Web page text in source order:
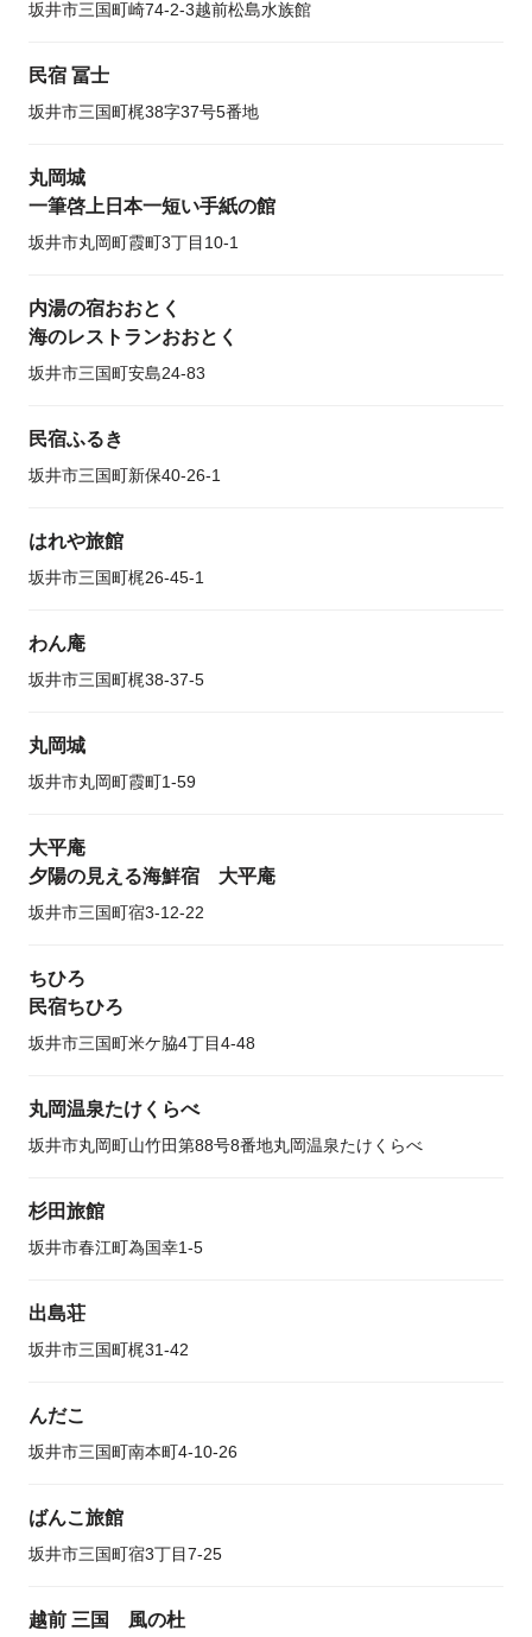
坂井市三国町崎74-2-3越前松島水族館
民宿 冨士
坂井市三国町梶38字37号5番地
丸岡城
一筆啓上日本一短い手紙の館
坂井市丸岡町霞町3丁目10-1
内湯の宿おおとく
海のレストランおおとく
坂井市三国町安島24-83
民宿ふるき
坂井市三国町新保40-26-1
はれや旅館
坂井市三国町梶26-45-1
わん庵
坂井市三国町梶38-37-5
丸岡城
坂井市丸岡町霞町1-59
大平庵
夕陽の見える海鮮宿 大平庵
坂井市三国町宿3-12-22
ちひろ
民宿ちひろ
坂井市三国町米ケ脇4丁目4-48
丸岡温泉たけくらべ
坂井市丸岡町山竹田第88号8番地丸岡温泉たけくらべ
杉田旅館
坂井市春江町為国幸1-5
出島荘
坂井市三国町梶31-42
んだこ
坂井市三国町南本町4-10-26
ばんこ旅館
坂井市三国町宿3丁目7-25
越前 三国 風の杜